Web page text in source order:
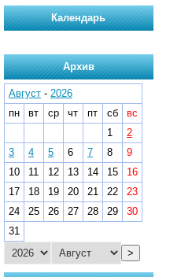
Календарь
Архив
Август - 2026
пн
вт ср чт пт сб
вс
1
2
3
4 5 6 7 8
9
10
11 12 13 14 15
16
17
18 19 20 21 22
23
24
25 26 27 28 29
30
31
>